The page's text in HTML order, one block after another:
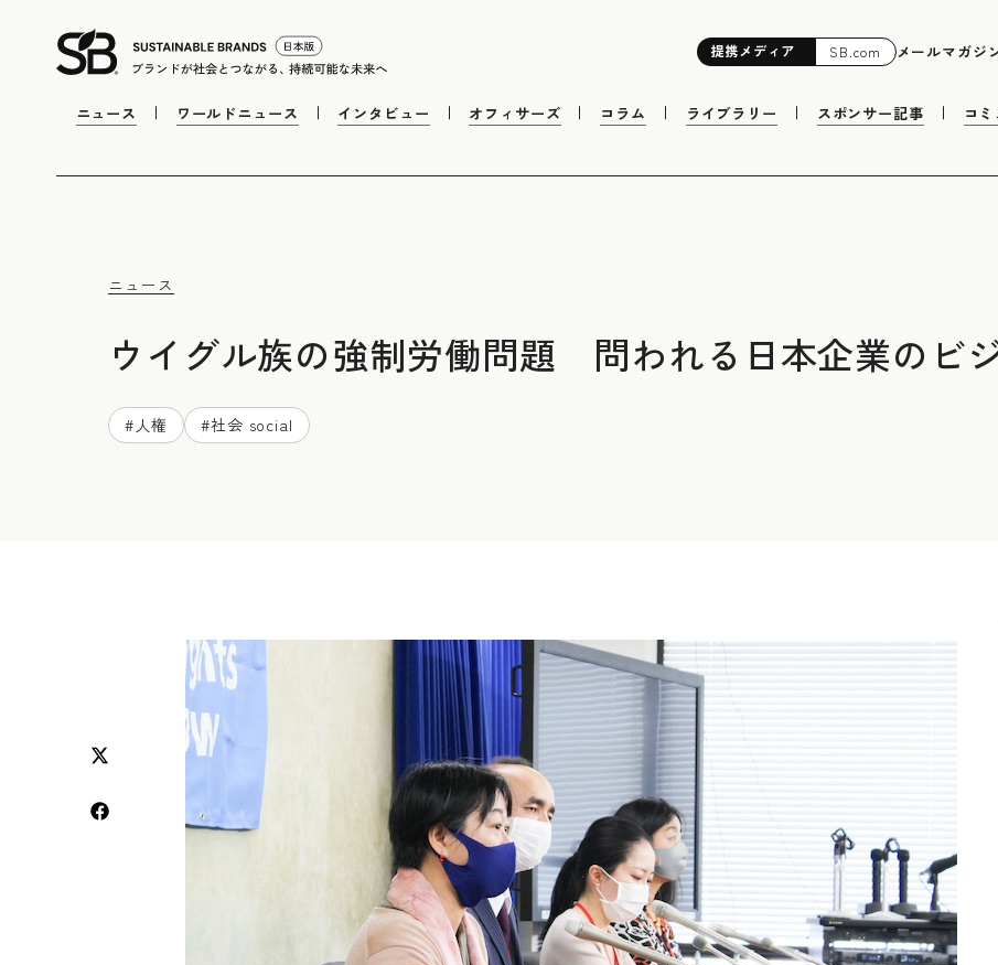
提携メディア SB.com メールマガジ
ニュース ワールドニュース インタビュー オフィサーズ コラム ライブラリー スポンサー記事 コ
ニュース
ウイグル族の強制労働問題 問われる日本企業のビ
#人権 #社会 social